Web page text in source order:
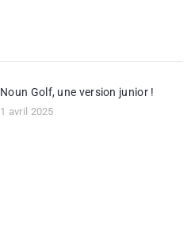
Noun Golf, une version junior !
1 avril 2025